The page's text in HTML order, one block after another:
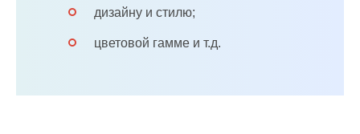
дизайну и стилю;
цветовой гамме и т.д.